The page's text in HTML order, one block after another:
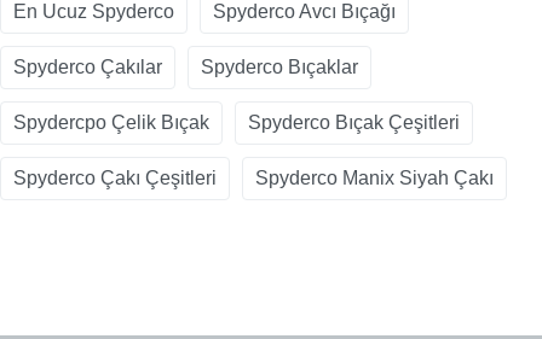
En Ucuz Spyderco Spyderco Avcı Bıçağı
Spyderco Çakılar Spyderco Bıçaklar
Spydercpo Çelik Bıçak Spyderco Bıçak Çeşitleri
Spyderco Çakı Çeşitleri Spyderco Manix Siyah Çakı